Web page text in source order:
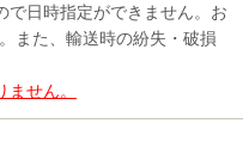
日時指定ができません。お
また、輸送時の紛失・破損
せん。